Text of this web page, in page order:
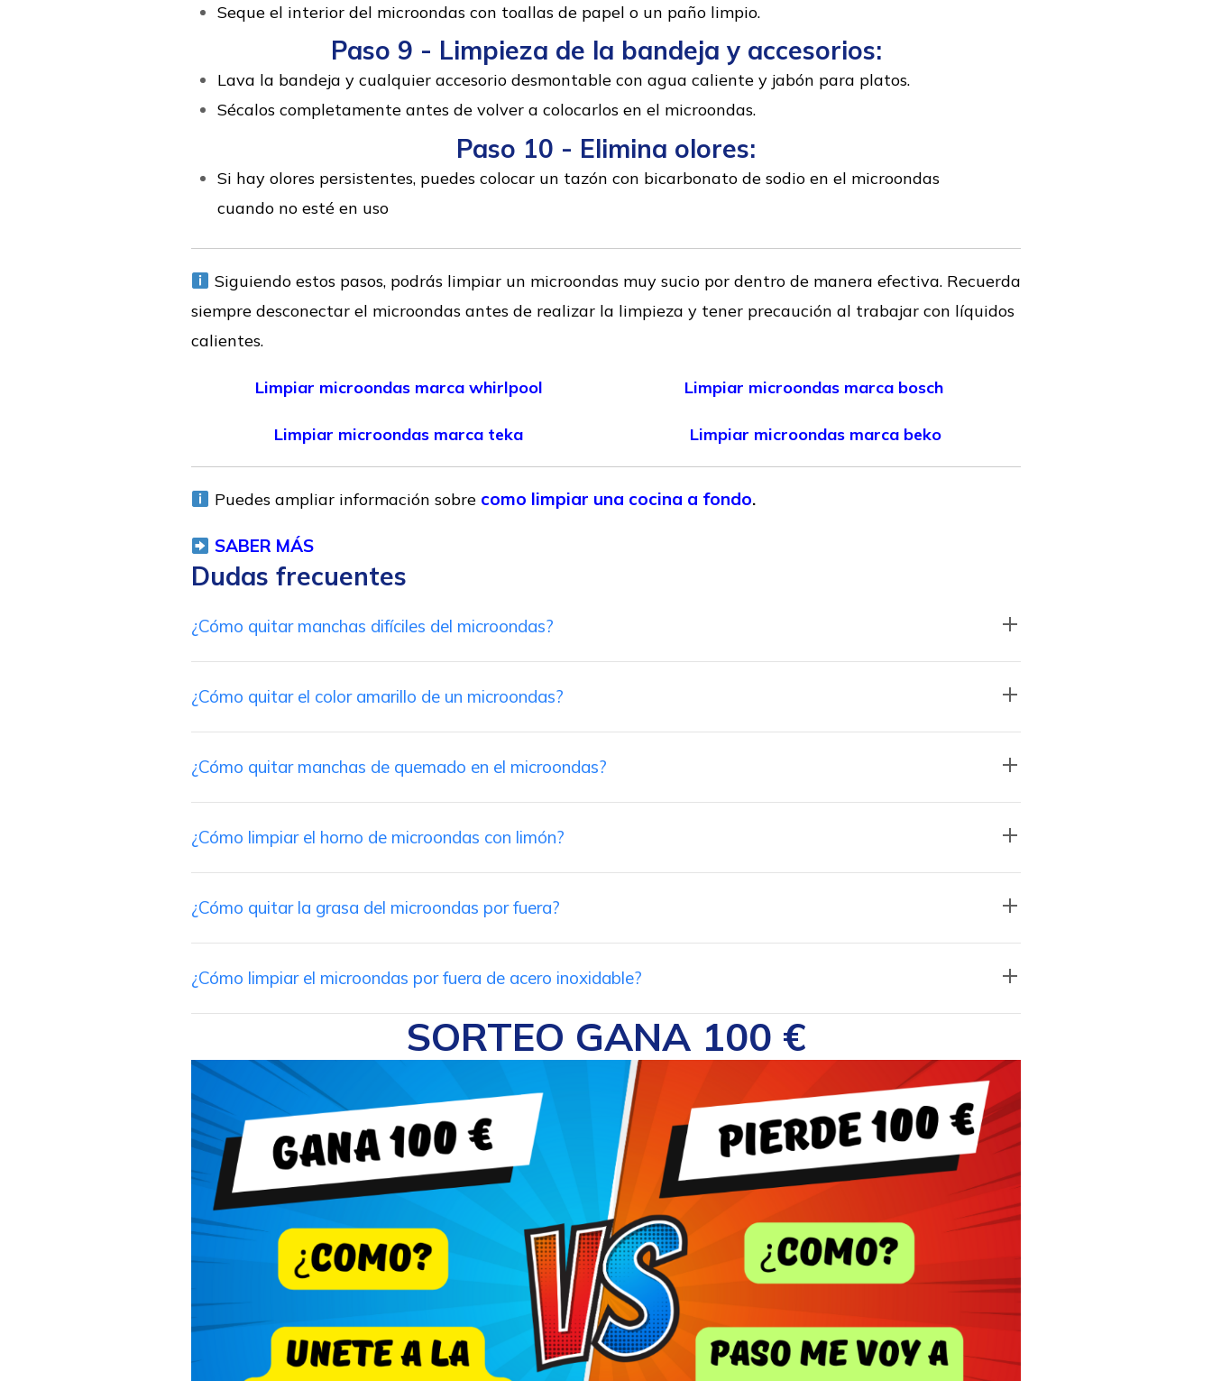
Seque el interior del microondas con toallas de papel o un paño limpio.
Paso 9 - Limpieza de la bandeja y accesorios:
Lava la bandeja y cualquier accesorio desmontable con agua caliente y jabón para platos.
Sécalos completamente antes de volver a colocarlos en el microondas.
Paso 10 - Elimina olores:
Si hay olores persistentes, puedes colocar un tazón con bicarbonato de sodio en el microondas
cuando no esté en uso
Siguiendo estos pasos, podrás limpiar un microondas muy sucio por dentro de manera efectiva. Recuerda
siempre desconectar el microondas antes de realizar la limpieza y tener precaución al trabajar con líquidos
calientes.
Limpiar microondas marca whirlpool
Limpiar microondas marca teka
Limpiar microondas marca bosch
Limpiar microondas marca beko
Puedes ampliar información sobre como limpiar una cocina a fondo.
SABER MÁS
Dudas frecuentes
¿Cómo quitar manchas difíciles del microondas?
¿Cómo quitar el color amarillo de un microondas?
¿Cómo quitar manchas de quemado en el microondas?
¿Cómo limpiar el horno de microondas con limón?
¿Cómo quitar la grasa del microondas por fuera?
¿Cómo limpiar el microondas por fuera de acero inoxidable?
SORTEO GANA 100 €